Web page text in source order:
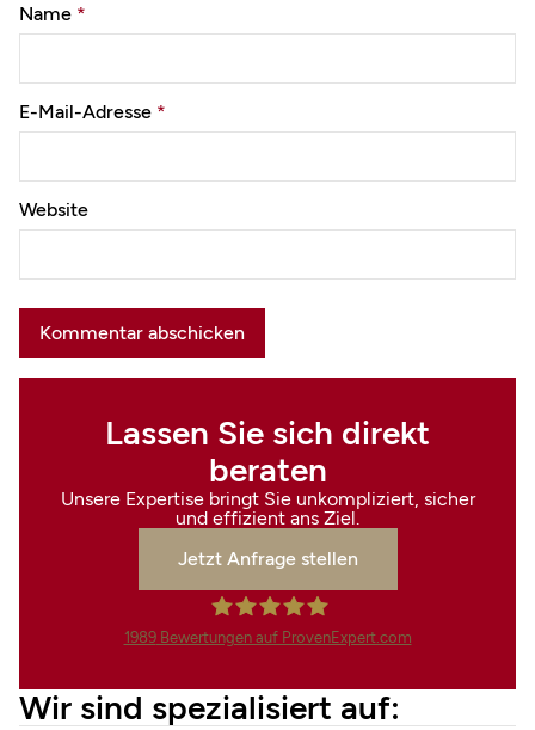
Name *
E-Mail-Adresse *
Website
Lassen Sie sich direkt
beraten
Unsere Expertise bringt Sie unkompliziert, sicher
und effizient ans Ziel.
Jetzt Anfrage stellen
1989Bewertungen auf ProvenExpert.com
Wir sind spezialisiert auf: